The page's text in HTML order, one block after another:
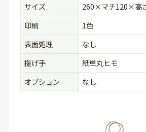
サイズ
260×マチ120×高
印刷
1色
表面処理
なし
提げ手
紙単丸ヒモ
オプション
なし